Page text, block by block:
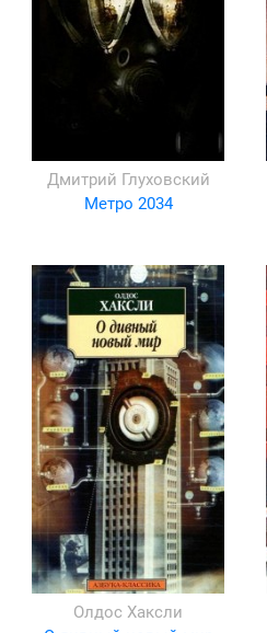
Дмитрий Глуховский
Метро 2034
Олдос Хаксли